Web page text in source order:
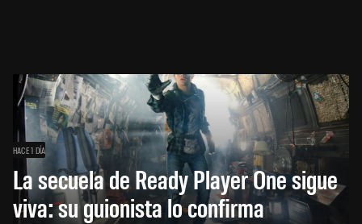
HACE 1 DÍA
La secuela de Ready Player One sigue
viva: su guionista lo confirma